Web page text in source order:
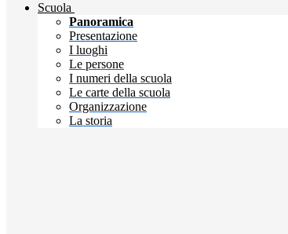
Scuola
Panoramica
Presentazione
I luoghi
Le persone
I numeri della scuola
Le carte della scuola
Organizzazione
La storia